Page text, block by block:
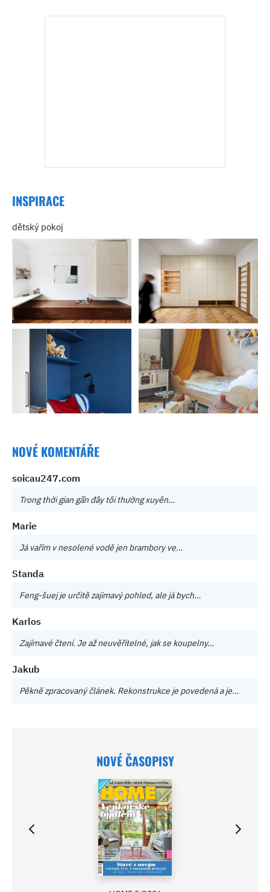
INSPIRACE
dětský pokoj
NOVÉ KOMENTÁŘE
soicau247.com
Trong thời gian gần đây tôi thường xuyên…
Marie
Já vařím v nesolené vodě jen brambory ve…
Standa
Feng-šuej je určitě zajímavý pohled, ale já bych…
Karlos
Zajímavé čtení. Je až neuvěřitelné, jak se koupelny…
Jakub
Pěkně zpracovaný článek. Rekonstrukce je povedená a je…
NOVÉ ČASOPISY